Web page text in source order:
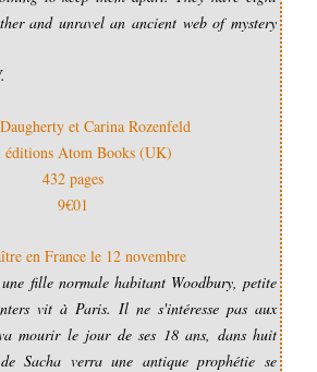
and unravel an ancient web of mystery
et Carina Rozenfeld
éditions Atom Books (UK)
432 pages
9€01
en France le 12 novembre
fille normale habitant Woodbury, petite
vit à Paris. Il ne s'intéresse pas aux
mourir le jour de ses 18 ans, dans huit
Sacha verra une antique prophétie se